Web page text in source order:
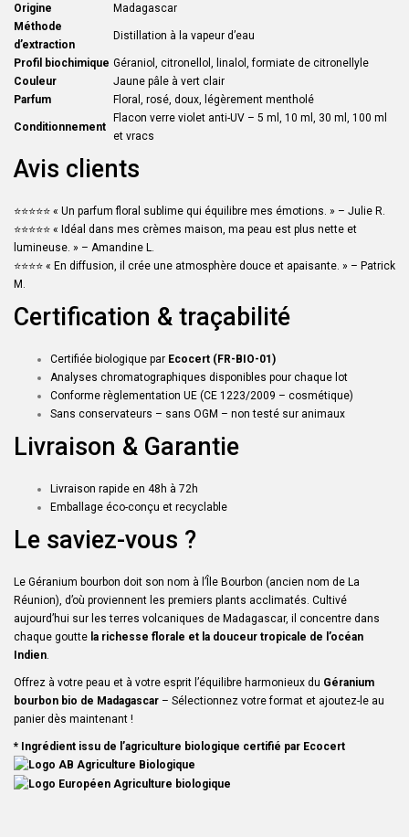
Origine
Madagascar
Méthode
d’extraction
Distillation à la vapeur d’eau
Profil biochimique Géraniol, citronellol, linalol, formiate de citronellyle
Couleur
Jaune pâle à vert clair
Parfum
Floral, rosé, doux, légèrement mentholé
Conditionnement
Flacon verre violet anti-UV – 5 ml, 10 ml, 30 ml, 100 ml
et vracs
Avis clients
⭐⭐⭐⭐⭐ « Un parfum floral sublime qui équilibre mes émotions. » – Julie R.
⭐⭐⭐⭐⭐ « Idéal dans mes crèmes maison, ma peau est plus nette et
lumineuse. » – Amandine L.
⭐⭐⭐⭐ « En diffusion, il crée une atmosphère douce et apaisante. » – Patrick
M.
Certification & traçabilité
Certifiée biologique par Ecocert (FR-BIO-01)
Analyses chromatographiques disponibles pour chaque lot
Conforme règlementation UE (CE 1223/2009 – cosmétique)
Sans conservateurs – sans OGM – non testé sur animaux
Livraison & Garantie
Livraison rapide en 48h à 72h
Emballage éco-conçu et recyclable
Le saviez-vous ?
Le Géranium bourbon doit son nom à l’Île Bourbon (ancien nom de La
Réunion), d’où proviennent les premiers plants acclimatés. Cultivé
aujourd’hui sur les terres volcaniques de Madagascar, il concentre dans
chaque goutte la richesse florale et la douceur tropicale de l’océan
Indien
Offrez à votre peau et à votre esprit l’équilibre harmonieux du Géranium
bourbon bio de Madagascar – Sélectionnez votre format et ajoutez-le au
panier dès maintenant !
* Ingrédient issu de l’agriculture biologique certifié par Ecocert